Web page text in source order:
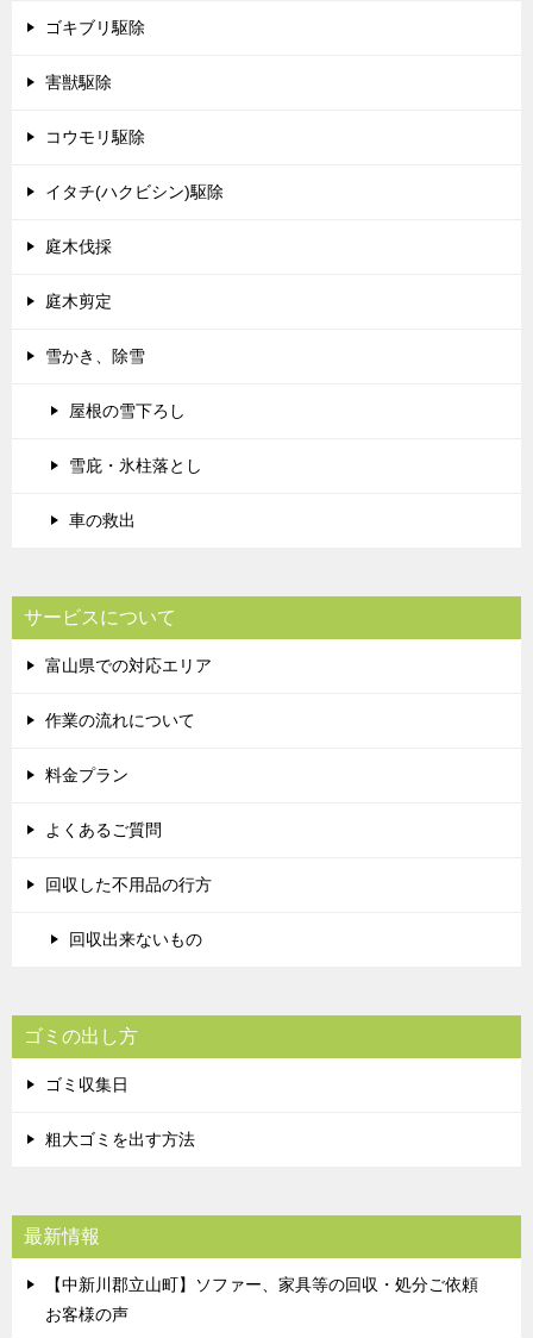
ゴキブリ駆除
害獣駆除
コウモリ駆除
イタチ(ハクビシン)駆除
庭木伐採
庭木剪定
雪かき、除雪
屋根の雪下ろし
雪庇・氷柱落とし
車の救出
サービスについて
富山県での対応エリア
作業の流れについて
料金プラン
よくあるご質問
回収した不用品の行方
回収出来ないもの
ゴミの出し方
ゴミ収集日
粗大ゴミを出す方法
最新情報
【中新川郡立山町】ソファー、家具等の回収・処分ご依頼
お客様の声